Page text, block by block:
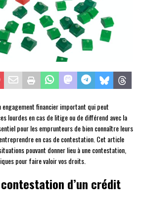
financier important qui peut
lourdes en cas de litige ou de différend avec la
pour les emprunteurs de bien connaître leurs
en cas de contestation. Cet article
pouvant donner lieu à une contestation,
pour faire valoir vos droits.
d’un crédit